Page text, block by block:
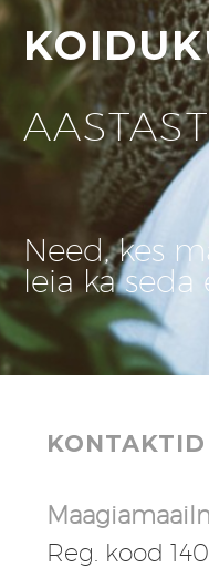
Need, kes
leia ka seda
KONTAKTID
Reg. kood